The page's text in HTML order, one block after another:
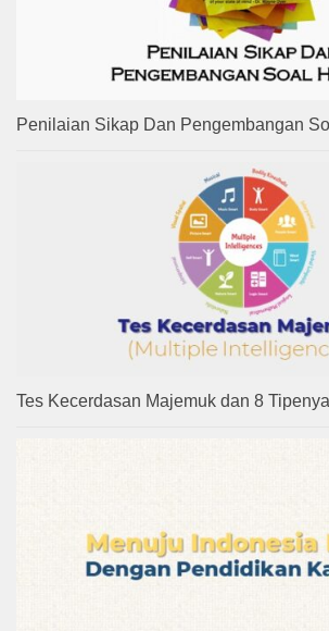
Penilaian Sikap Dan Pengembangan
Tes Kecerdasan Majemuk dan 8 Tipenya